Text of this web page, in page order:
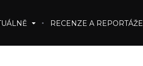
RECENZE A REPORTÁŽE